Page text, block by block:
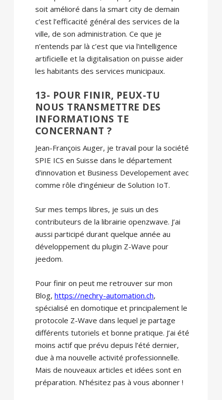
soit amélioré dans la smart city de demain
c’est l’efficacité général des services de la
ville, de son administration. Ce que je
n’entends par là c’est que via l’intelligence
artificielle et la digitalisation on puisse aider
les habitants des services municipaux.
13- POUR FINIR, PEUX-TU
NOUS TRANSMETTRE DES
INFORMATIONS TE
CONCERNANT ?
Jean-François Auger, je travail pour la société
SPIE ICS en Suisse dans le département
d’innovation et Business Developement avec
comme rôle d’ingénieur de Solution IoT.
Sur mes temps libres, je suis un des
contributeurs de la librairie openzwave. J’ai
aussi participé durant quelque année au
développement du plugin Z-Wave pour
jeedom.
Pour finir on peut me retrouver sur mon
Blog, https://nechry-automation.ch,
spécialisé en domotique et principalement le
protocole Z-Wave dans lequel je partage
différents tutoriels et bonne pratique. J’ai été
moins actif que prévu depuis l’été dernier,
due à ma nouvelle activité professionnelle.
Mais de nouveaux articles et idées sont en
préparation. N’hésitez pas à vous abonner !